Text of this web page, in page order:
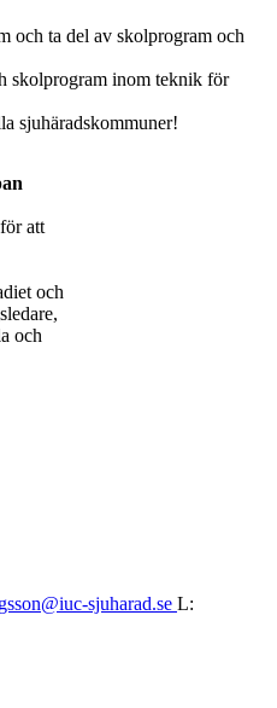
och ta del av skolprogram och
skolprogram inom teknik för
sjuhäradskommuner!
att
och
och
sjuharad.se L: